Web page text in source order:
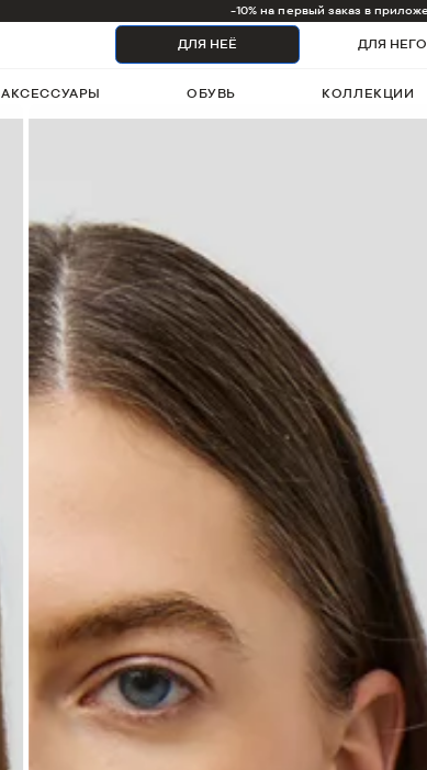
1000 бонусов на первый
ДЛЯ НЕЁ ДЛЯ НЕГО
АКСЕССУАРЫ ОБУВЬ КОЛЛЕКЦИИ